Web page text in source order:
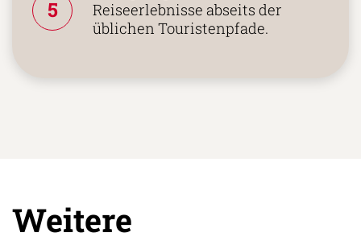
5
Einzigartige und authentische
Reiseerlebnisse abseits der